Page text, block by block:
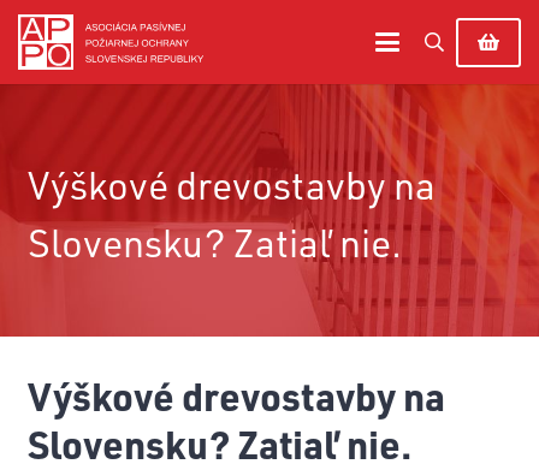
Výškové drevostavby na
Slovensku? Zatiaľ nie.
Výškové drevostavby na
Slovensku? Zatiaľ nie.